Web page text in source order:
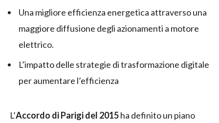
Una migliore efficienza energetica attraverso una
maggiore diffusione degli azionamenti a motore
elettrico.
L’impatto delle strategie di trasformazione digitale
per aumentare l’efficienza
L’Accordo di Parigi del 2015ha definito un piano